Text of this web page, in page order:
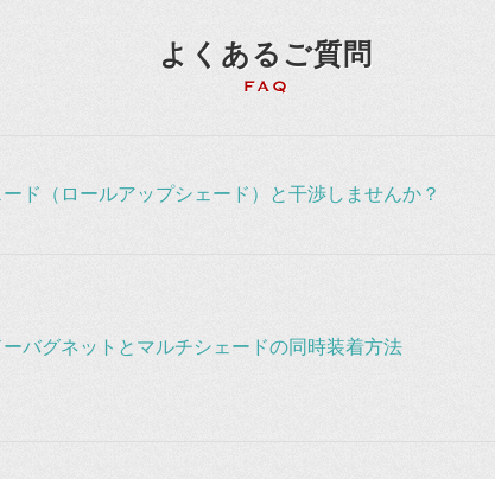
よくあるご質問
ド（ロールアップシェード）と干渉しませんか？
バグネットとマルチシェードの同時装着方法